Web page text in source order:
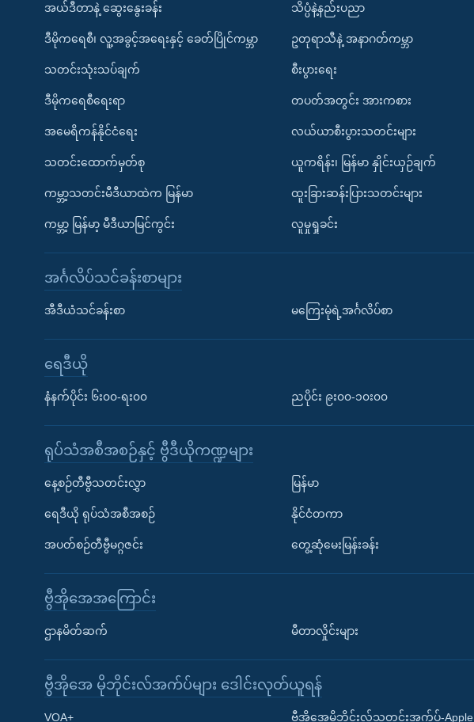
Learning English
အယ်ဒီတာနဲ့ ဆွေးနွေးခန်း
ဒီမိုကရေစီ၊ လူ့အခွင့်အရေးနှင့် ခေတ်ပြိုင်ကမ္ဘာ
သတင်းသုံးသပ်ချက်
ဒီမိုကရေစီရေးရာ
အမေရိကန်နိုင်ငံရေး
သတင်းထောက်မှတ်စု
ကမ္ဘာ့သတင်းမီဒီယာထဲက မြန်မာ
ကမ္ဘာ့ မြန်မာ့ မီဒီယာမြင်ကွင်း
သိပ္ပံနဲ့နည်းပညာ
ဥတုရာသီနဲ့ အနာဂတ်ကမ္ဘာ
စီးပွားရေး
တပတ်အတွင်း အားကစား
လယ်ယာစီးပွားသတင်းများ
ယူကရိန်း၊ မြန်မာ နှိုင်းယှဉ်ချက်
ထူးခြားဆန်းပြားသတင်းများ
လူမှုရှုခင်း
အင်္ဂလိပ်သင်ခန်းစာများ
အီဒီယံသင်ခန်းစာ မကြေးမုံရဲ့အင်္ဂလိပ်စာ
ရေဒီယို
နံနက်ပိုင်း ၆း၀၀-ရး၀၀ ညပိုင်း ၉း၀၀-၁၀း၀၀
ရုပ်သံအစီအစဉ်နှင့် ဗွီဒီယိုကဏ္ဍများ
နေ့စဉ်တီဗွီသတင်းလွှာ
ရေဒီယို ရုပ်သံအစီအစဉ်
အပတ်စဉ်တီဗွီမဂ္ဂဇင်း
မြန်မာ
နိုင်ငံတကာ
တွေ့ဆုံမေးမြန်းခန်း
ဗွီအိုအေအကြောင်း
ဌာနမိတ်ဆက် မီတာလှိုင်းများ
ဗွီအိုအေ မိုဘိုင်းလ်အက်ပ်များ ဒေါင်းလုတ်ယူရန်
VOA+ ဗွီအိုအေမိုဘိုင်းလ်သတင်းအက်ပ်-Apple